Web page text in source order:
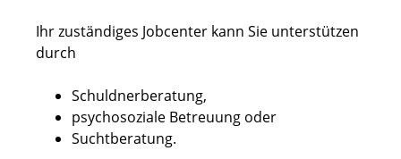
Ihr zuständiges Jobcenter kann Sie unterstützen
durch
Schuldnerberatung,
psychosoziale Betreuung oder
Suchtberatung.